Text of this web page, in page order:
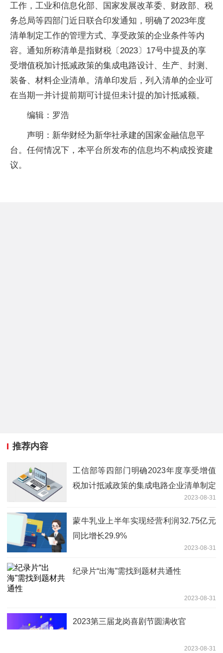
工作，工业和信息化部、国家发展改革委、财政部、税
务总局等四部门近日联合印发通知，明确了2023年度
清单制定工作的管理方式、享受政策的企业条件等内
容。通知所称清单是指财税〔2023〕17号中提及的享
受增值税加计抵减政策的集成电路设计、生产、封测、
装备、材料企业清单。清单印发后，列入清单的企业可
在当期一并计提前期可计提但未计提的加计抵减额。
编辑：罗浩
声明：新华财经为新华社承建的国家金融信息平
台。任何情况下，本平台所发布的信息均不构成投资建
议。
推荐内容
工信部等四部门明确2023年度享受增值
税加计抵减政策的集成电路企业清单制定
2023-08-31
蒙牛乳业上半年实现经营利润32.75亿元
同比增长29.9%
2023-08-31
纪录片“出海”需找到题材共通性
2023-08-31
2023第三届龙岗喜剧节圆满收官
2023-08-31